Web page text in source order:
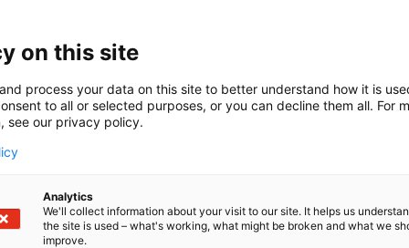
on this site
process your data on this site to better understand how it is
to all or selected purposes, or you can decline them all. For
see our privacy policy.
Analytics
We'll collect information about your visit to our site. It helps us
the site is used – what's working, what might be broken and what we
improve.